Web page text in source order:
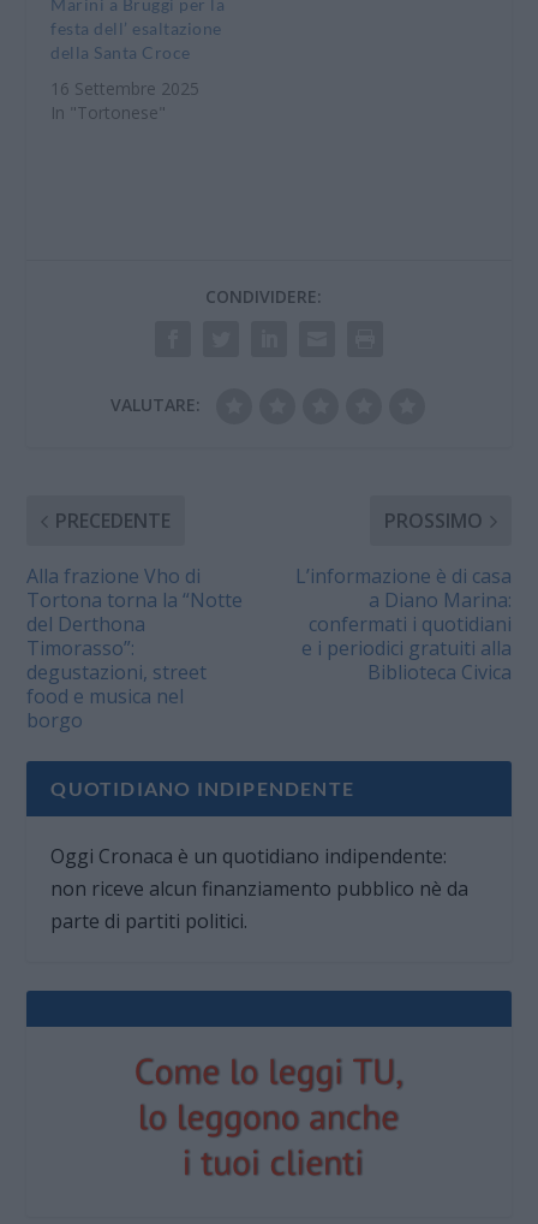
Marini a Bruggi per la
festa dell’ esaltazione
della Santa Croce
16 Settembre 2025
In "Tortonese"
CONDIVIDERE:
VALUTARE:
PRECEDENTE
Alla frazione Vho di
Tortona torna la “Notte
del Derthona
Timorasso”:
degustazioni, street
food e musica nel
borgo
PROSSIMO
L’informazione è di casa
a Diano Marina:
confermati i quotidiani
e i periodici gratuiti alla
Biblioteca Civica
QUOTIDIANO INDIPENDENTE
Oggi Cronaca è un quotidiano indipendente:
non riceve alcun finanziamento pubblico nè da
parte di partiti politici.